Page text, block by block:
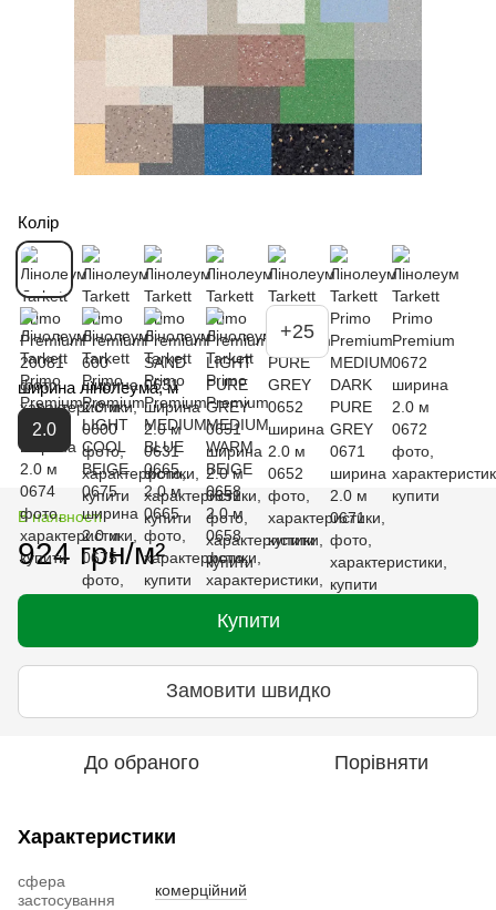
Колір
+25
ширина лінолеума, м
2.0
В наявності
924 грн/м²
Купити
Замовити швидко
До обраного Порівняти
Характеристики
сфера
застосування
комерційний